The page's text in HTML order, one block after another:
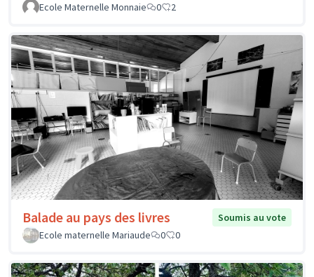
Ecole Maternelle Monnaie
0 2
Balade au pays des livres
Soumis au vote
Ecole maternelle Mariaude
0 0